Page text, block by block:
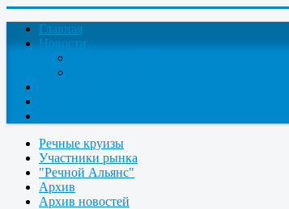
Главная
Новости
Речные круизы
Участники рынка
"Речной Альянс"
Архив
Архив новостей